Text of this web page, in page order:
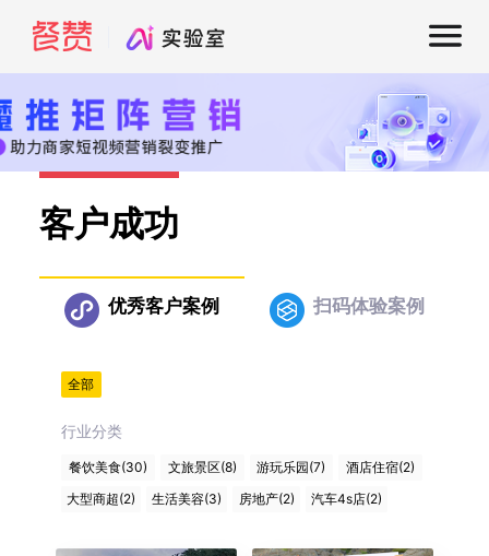
客户成功
优秀客户案例 扫码体验案例
全部
行业分类
餐饮美食(30) 文旅景区(8) 游玩乐园(7)
酒店住宿(2)
大型商超(2)
生活美容(3) 房地产(2) 汽车4s店(2)